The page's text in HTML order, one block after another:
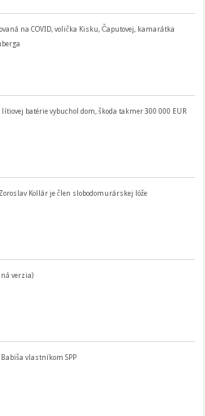
na COVID, volička Kisku, Čaputovej, kamarátka
lítiovej batérie vybuchol dom, škoda takmer 300 000 EUR
Kollár je člen slobodomurárskej lóže
verzia)
Babiša vlastníkom SPP